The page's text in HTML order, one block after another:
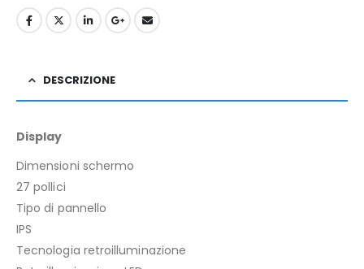
DESCRIZIONE
Display
Dimensioni schermo
27 pollici
Tipo di pannello
IPS
Tecnologia retroilluminazione